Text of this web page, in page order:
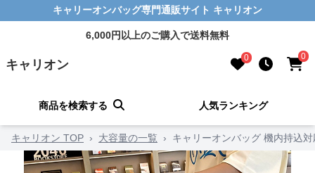
キャリーオンバッグ専門通販サイト キャリオン
6,000円以上のご購入で送料無料
キャリオン 0 0
商品を検索する 人気ランキング
キャリオン TOP › 大容量の一覧 › キャリーオンバッグ 機内持込